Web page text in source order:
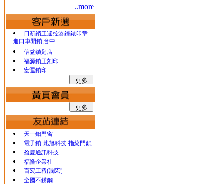
..more
日新鎖王遙控器鐘錶印章-
進口車開鎖,台中
信益鎖匙店
福源鎖王刻印
宏運鎖印
天一鋁門窗
電子鎖-池旭科技-指紋門鎖
盈慶通訊科技
福隆企業社
百宏工程(潤宏)
全國不銹鋼